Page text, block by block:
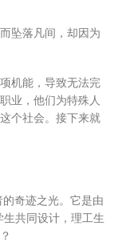
坠落凡间，却因为
机能，导致无法完
业，他们为特殊人
个社会。接下来就
奇迹之光。它是由
共同设计，理工生